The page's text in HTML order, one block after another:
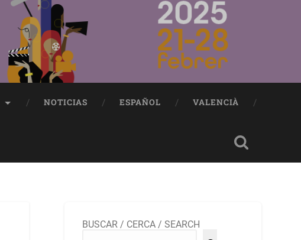
NOTICIAS ESPAÑOL VALENCIÀ
BUSCAR / CERCA / SEARCH